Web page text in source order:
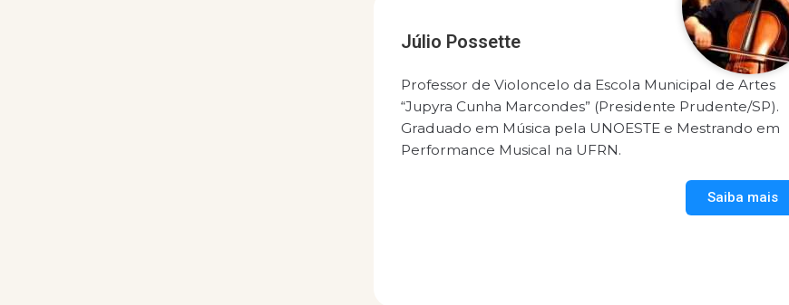
Júlio Possette
Professor de Violoncelo da Escola Municipal de Artes
“Jupyra Cunha Marcondes” (Presidente Prudente/SP).
Graduado em Música pela UNOESTE e Mestrando em
Performance Musical na UFRN.
Saiba mais